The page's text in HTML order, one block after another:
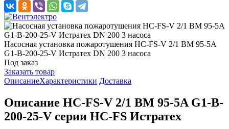
Насосная установка пожаротушения HC-FS-V 2/1 BM 95-5A
G1-B-200-25-V Истратех DN 200 3 насоса
Под заказ
Заказать товар
ОписаниеХарактеристики Доставка
Описание HC-FS-V 2/1 BM 95-5A G1-B-
200-25-V серии HC-FS Истратех